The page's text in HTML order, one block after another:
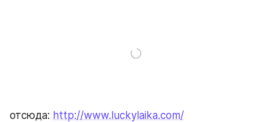
отсюда: http://www.luckylaika.com/